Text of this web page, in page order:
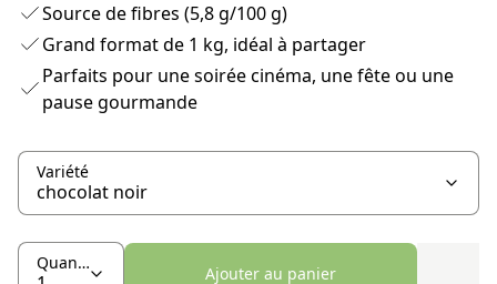
Source de fibres (5,8 g/100 g)
Grand format de 1 kg, idéal à partager
Parfaits pour une soirée cinéma, une fête ou une
pause gourmande
Variété
Quantité
Ajouter au panier